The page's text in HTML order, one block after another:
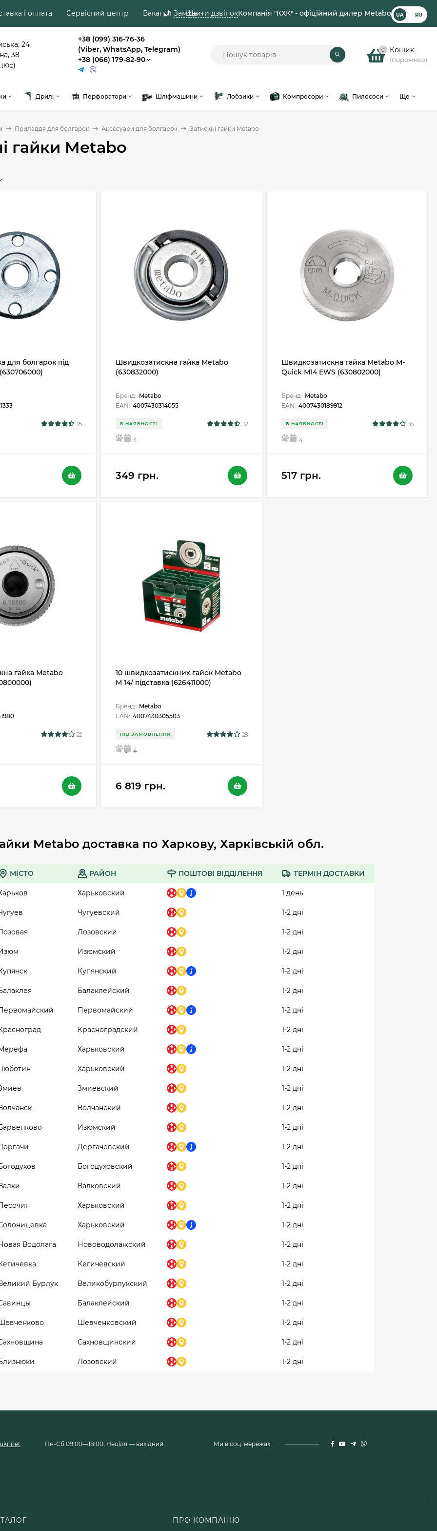
Замовити дзвінокКомпанія "КХК" - офіційний дилер Metabo UA RU
і оплата Сервісний центр Вакансії Ще
24
38
+38 (099) 316-76-36
(Viber, WhatsApp, Telegram)
+38 (066) 179-82-90
0 Кошик
(порожньо)
Дрилі Перфоратори Шліфмашини Лобзики Компресори Пилососи Ще
Приладдя для болгарок Аксесуари для болгарок Затискні гайки Metabo
гайки Metabo
для болгарок під
25
Швидкозатискна гайка Metabo
(630832000)
Бренд: Metabo
EAN: 4007430314055
В НАЯВНОСТІ 32
5 4
349 грн.
Швидкозатискна гайка Metabo M-
Quick М14 EWS (630802000)
Бренд: Metabo
EAN: 4007430189912
В НАЯВНОСТІ 36
5 4
517 грн.
гайка Metabo
22
10 швидкозатискних гайок Metabo
M 14/ підставка (626411000)
Бренд: Metabo
EAN: 4007430305503
ПІД ЗАМОВЛЕННЯ 28
5 4
6 819 грн.
Metabo доставка по Харкову, Харківській обл.
МІСТО РАЙОН ПОШТОВІ ВІДДІЛЕННЯ ТЕРМІН ДОСТАВКИ
Харьковский 1 день
Чугуевский 1-2 дні
Лозовский 1-2 дні
Изюмский 1-2 дні
Купянский 1-2 дні
Балаклейский 1-2 дні
Первомайский 1-2 дні
Красноградский 1-2 дні
Харьковский 1-2 дні
Харьковский 1-2 дні
Змиевский 1-2 дні
Волчанский 1-2 дні
Изюмский 1-2 дні
Дергачевский 1-2 дні
Богодуховский 1-2 дні
Валковский 1-2 дні
Харьковский 1-2 дні
Харьковский 1-2 дні
Водолага Нововодолажский 1-2 дні
Кегичевский 1-2 дні
Бурлук Великобурлукский 1-2 дні
Балаклейский 1-2 дні
Шевченковский 1-2 дні
Сахновщинский 1-2 дні
Лозовский 1-2 дні
Пн-Сб 09:00—18:00, Неділя — вихідний Ми в соц. мережах
ПРО КОМПАНІЮ